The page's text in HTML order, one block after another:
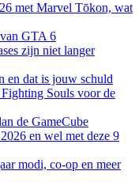
met Marvel Tōkon, wat
GTA 6
zijn niet langer
en dat is jouw schuld
Souls voor de
de GameCube
en wel met deze 9
modi, co-op en meer